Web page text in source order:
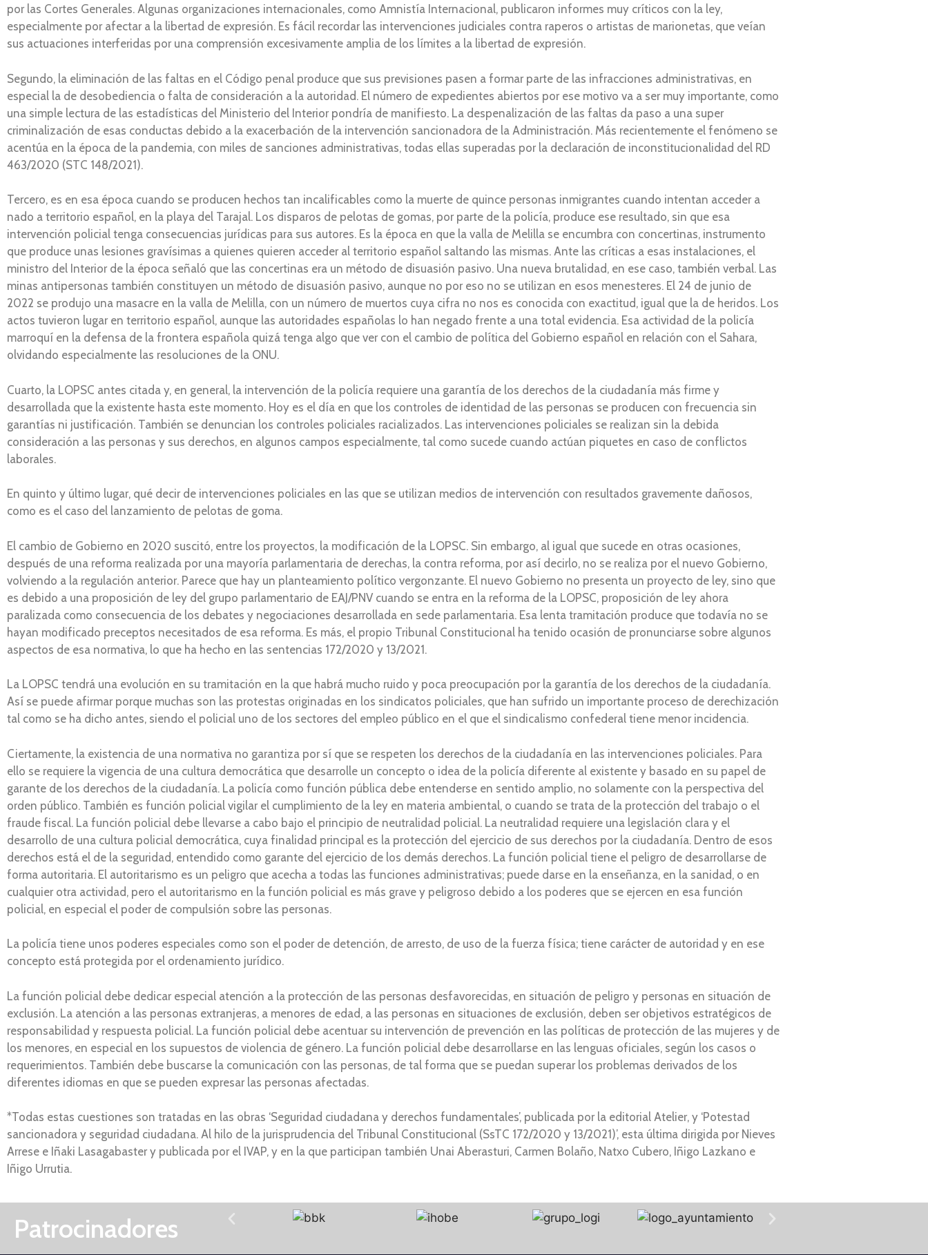
por las Cortes Generales. Algunas organizaciones internacionales, como Amnistía Internacional, publicaron informes muy críticos con la ley,
especialmente por afectar a la libertad de expresión. Es fácil recordar las intervenciones judiciales contra raperos o artistas de marionetas, que veían
sus actuaciones interferidas por una comprensión excesivamente amplia de los límites a la libertad de expresión.
Segundo, la eliminación de las faltas en el Código penal produce que sus previsiones pasen a formar parte de las infracciones administrativas, en
especial la de desobediencia o falta de consideración a la autoridad. El número de expedientes abiertos por ese motivo va a ser muy importante, como
una simple lectura de las estadísticas del Ministerio del Interior pondría de manifiesto. La despenalización de las faltas da paso a una super
criminalización de esas conductas debido a la exacerbación de la intervención sancionadora de la Administración. Más recientemente el fenómeno se
acentúa en la época de la pandemia, con miles de sanciones administrativas, todas ellas superadas por la declaración de inconstitucionalidad del RD
463/2020 (STC 148/2021).
Tercero, es en esa época cuando se producen hechos tan incalificables como la muerte de quince personas inmigrantes cuando intentan acceder a
nado a territorio español, en la playa del Tarajal. Los disparos de pelotas de gomas, por parte de la policía, produce ese resultado, sin que esa
intervención policial tenga consecuencias jurídicas para sus autores. Es la época en que la valla de Melilla se encumbra con concertinas, instrumento
que produce unas lesiones gravísimas a quienes quieren acceder al territorio español saltando las mismas. Ante las críticas a esas instalaciones, el
ministro del Interior de la época señaló que las concertinas era un método de disuasión pasivo. Una nueva brutalidad, en ese caso, también verbal. Las
minas antipersonas también constituyen un método de disuasión pasivo, aunque no por eso no se utilizan en esos menesteres. El 24 de junio de
2022 se produjo una masacre en la valla de Melilla, con un número de muertos cuya cifra no nos es conocida con exactitud, igual que la de heridos. Los
actos tuvieron lugar en territorio español, aunque las autoridades españolas lo han negado frente a una total evidencia. Esa actividad de la policía
marroquí en la defensa de la frontera española quizá tenga algo que ver con el cambio de política del Gobierno español en relación con el Sahara,
olvidando especialmente las resoluciones de la ONU.
Cuarto, la LOPSC antes citada y, en general, la intervención de la policía requiere una garantía de los derechos de la ciudadanía más firme y
desarrollada que la existente hasta este momento. Hoy es el día en que los controles de identidad de las personas se producen con frecuencia sin
garantías ni justificación. También se denuncian los controles policiales racializados. Las intervenciones policiales se realizan sin la debida
consideración a las personas y sus derechos, en algunos campos especialmente, tal como sucede cuando actúan piquetes en caso de conflictos
laborales.
En quinto y último lugar, qué decir de intervenciones policiales en las que se utilizan medios de intervención con resultados gravemente dañosos,
como es el caso del lanzamiento de pelotas de goma.
El cambio de Gobierno en 2020 suscitó, entre los proyectos, la modificación de la LOPSC. Sin embargo, al igual que sucede en otras ocasiones,
después de una reforma realizada por una mayoría parlamentaria de derechas, la contra reforma, por así decirlo, no se realiza por el nuevo Gobierno,
volviendo a la regulación anterior. Parece que hay un planteamiento político vergonzante. El nuevo Gobierno no presenta un proyecto de ley, sino que
es debido a una proposición de ley del grupo parlamentario de EAJ/PNV cuando se entra en la reforma de la LOPSC, proposición de ley ahora
paralizada como consecuencia de los debates y negociaciones desarrollada en sede parlamentaria. Esa lenta tramitación produce que todavía no se
hayan modificado preceptos necesitados de esa reforma. Es más, el propio Tribunal Constitucional ha tenido ocasión de pronunciarse sobre algunos
aspectos de esa normativa, lo que ha hecho en las sentencias 172/2020 y 13/2021.
La LOPSC tendrá una evolución en su tramitación en la que habrá mucho ruido y poca preocupación por la garantía de los derechos de la ciudadanía.
Así se puede afirmar porque muchas son las protestas originadas en los sindicatos policiales, que han sufrido un importante proceso de derechización
tal como se ha dicho antes, siendo el policial uno de los sectores del empleo público en el que el sindicalismo confederal tiene menor incidencia.
Ciertamente, la existencia de una normativa no garantiza por sí que se respeten los derechos de la ciudadanía en las intervenciones policiales. Para
ello se requiere la vigencia de una cultura democrática que desarrolle un concepto o idea de la policía diferente al existente y basado en su papel de
garante de los derechos de la ciudadanía. La policía como función pública debe entenderse en sentido amplio, no solamente con la perspectiva del
orden público. También es función policial vigilar el cumplimiento de la ley en materia ambiental, o cuando se trata de la protección del trabajo o el
fraude fiscal. La función policial debe llevarse a cabo bajo el principio de neutralidad policial. La neutralidad requiere una legislación clara y el
desarrollo de una cultura policial democrática, cuya finalidad principal es la protección del ejercicio de sus derechos por la ciudadanía. Dentro de esos
derechos está el de la seguridad, entendido como garante del ejercicio de los demás derechos. La función policial tiene el peligro de desarrollarse de
forma autoritaria. El autoritarismo es un peligro que acecha a todas las funciones administrativas; puede darse en la enseñanza, en la sanidad, o en
cualquier otra actividad, pero el autoritarismo en la función policial es más grave y peligroso debido a los poderes que se ejercen en esa función
policial, en especial el poder de compulsión sobre las personas.
La policía tiene unos poderes especiales como son el poder de detención, de arresto, de uso de la fuerza física; tiene carácter de autoridad y en ese
concepto está protegida por el ordenamiento jurídico.
La función policial debe dedicar especial atención a la protección de las personas desfavorecidas, en situación de peligro y personas en situación de
exclusión. La atención a las personas extranjeras, a menores de edad, a las personas en situaciones de exclusión, deben ser objetivos estratégicos de
responsabilidad y respuesta policial. La función policial debe acentuar su intervención de prevención en las políticas de protección de las mujeres y de
los menores, en especial en los supuestos de violencia de género. La función policial debe desarrollarse en las lenguas oficiales, según los casos o
requerimientos. También debe buscarse la comunicación con las personas, de tal forma que se puedan superar los problemas derivados de los
diferentes idiomas en que se pueden expresar las personas afectadas.
*Todas estas cuestiones son tratadas en las obras ‘Seguridad ciudadana y derechos fundamentales’, publicada por la editorial Atelier, y ‘Potestad
sancionadora y seguridad ciudadana. Al hilo de la jurisprudencia del Tribunal Constitucional (SsTC 172/2020 y 13/2021)’, esta última dirigida por Nieves
Arrese e Iñaki Lasagabaster y publicada por el IVAP, y en la que participan también Unai Aberasturi, Carmen Bolaño, Natxo Cubero, Iñigo Lazkano e
Iñigo Urrutia.
Patrocinadores